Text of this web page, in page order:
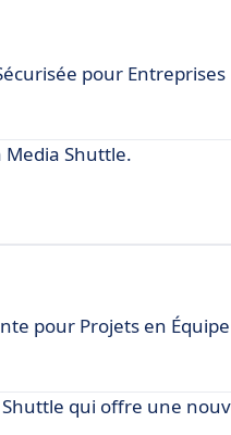
pour Entreprises
Shuttle.
pour Projets en Équipe
qui offre une